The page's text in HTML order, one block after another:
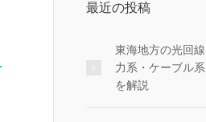
最近の投稿
東海地方の光回
力系・ケーブル
を解説